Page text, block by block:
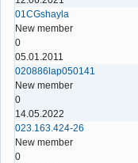
01CGshayla
New member
0
05.01.2011
020886lap050141
New member
0
14.05.2022
023.163.424-26
New member
0